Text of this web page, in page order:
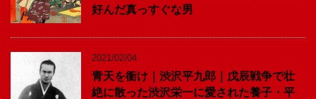
好んだ真っすぐな男
2021/02/04
青天を衝け｜渋沢平九郎｜戊辰戦争で壮
絶に散った渋沢栄一に愛された養子・平